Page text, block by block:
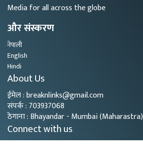
Media for all across the globe
और संस्करण
नेपाली
English
Hindi
About Us
ईमेल : breaknlinks@gmail.com
संपर्क : 703937068
ठेगाना : Bhayandar - Mumbai (Maharastra)
Connect with us